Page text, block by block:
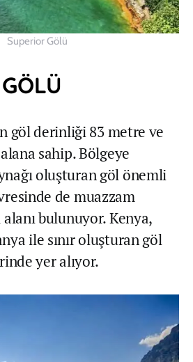
Superior Gölü
göl derinliği 83 metre ve
sahip. Bölgeye
oluşturan göl önemli
de muazzam
bulunuyor. Kenya,
ile sınır oluşturan göl
yer alıyor.